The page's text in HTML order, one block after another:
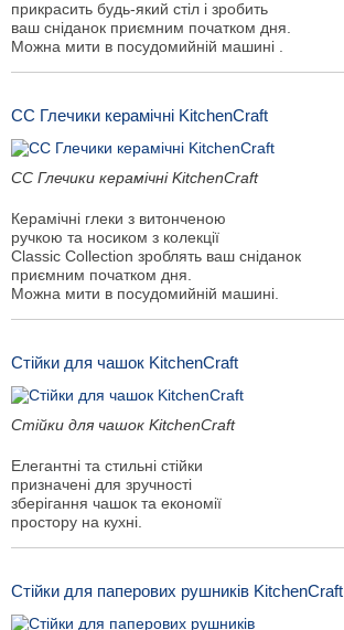
прикрасить будь-який стіл і зробить
ваш сніданок приємним початком дня.
Можна мити в посудомийній машині .
CC Глечики керамічні KitchenCraft
CC Глечики керамічні KitchenCraft
Керамічні глеки з витонченою
ручкою та носиком з колекції
Classic Collection зроблять ваш сніданок
приємним початком дня.
Можна мити в посудомийній машині.
Стійки для чашок KitchenCraft
Стійки для чашок KitchenCraft
Елегантні та стильні стійки
призначені для зручності
зберігання чашок та економії
простору на кухні.
Стійки для паперових рушників KitchenCraft